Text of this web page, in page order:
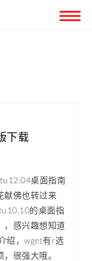
下载
桌面指南
献佛也转过来
的桌面指
，感兴趣想知道
绍，wget有r选
很强大哦。